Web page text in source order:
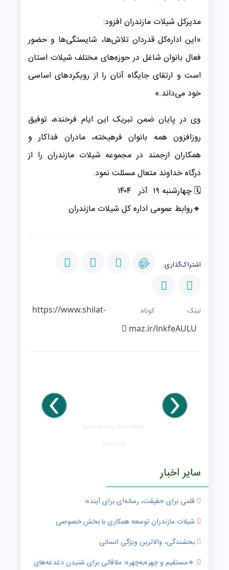
مدیرکل شیلات مازندران افزود:
«این اداره‌کل قدردان تلاش‌ها، شایستگی‌ها و حضور
فعال بانوان شاغل در حوزه‌های مختلف شیلات استان
است و ارتقای جایگاه آنان را از رویکردهای اساسی
خود می‌داند.»
وی در پایان ضمن تبریک این ایام فرخنده، توفیق
روزافزون همه بانوان فرهیخته، مادران فداکار و
همکاران ارجمند در مجموعه شیلات مازندران را از
درگاه خداوند متعال مسئلت نمود.
🗓 ️چهارشنبه ۱۹ آذر ۱۴۰۴
️🔸️روابط عمومی اداره کل شیلات مازندران
اشتراک‌گذاری:
لینک کوتاه:https://www.shilat-
maz.ir/lnkfeAULU
Shortcut keys: Prev=Right ,
Next=Left
سایر اخبار
قلمی برای حقیقت، رسانه‌ای برای آینده؛
شیلات مازندران توسعه همکاری با بخش خصوصی
بخشندگی، والاترین ویژگی انسانی
🔹️مستقیم و چهره‌به‌چهره؛ ملاقاتی برای شنیدن دغدغه‌های